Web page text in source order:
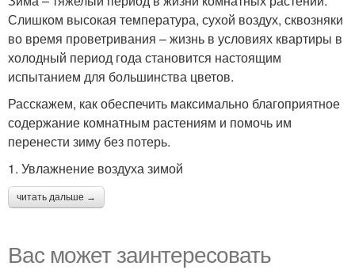
Слишком высокая температура, сухой воздух, сквозняки
во время проветривания – жизнь в условиях квартиры в
холодный период года становится настоящим
испытанием для большинства цветов.
Расскажем, как обеспечить максимально благоприятное
содержание комнатным растениям и помочь им
перенести зиму без потерь.
1. Увлажнение воздуха зимой
читать дальше →
Вас может заинтересовать